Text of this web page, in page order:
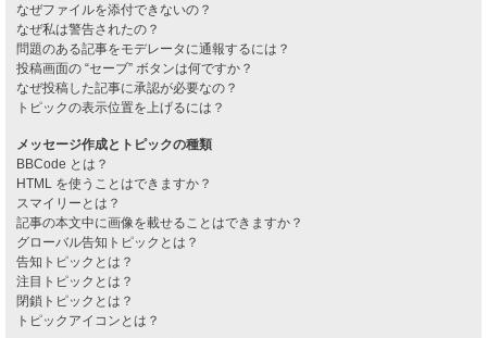
なぜファイルを添付できないの？
なぜ私は警告されたの？
問題のある記事をモデレータに通報するには？
投稿画面の “セーブ” ボタンは何ですか？
なぜ投稿した記事に承認が必要なの？
トピックの表示位置を上げるには？
メッセージ作成とトピックの種類
BBCode とは？
HTML を使うことはできますか？
スマイリーとは？
記事の本文中に画像を載せることはできますか？
グローバル告知トピックとは？
告知トピックとは？
注目トピックとは？
閉鎖トピックとは？
トピックアイコンとは？